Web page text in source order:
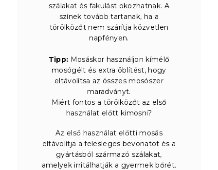
szálakat és fakulást okozhatnak. A
színek tovább tartanak, ha a
törölközőt nem szárítja közvetlen
napfényen.
Tipp: Mosáskor használjon kímélő
mosógélt és extra öblítést, hogy
eltávolítsa az összes mosószer
maradványt.
Miért fontos a törölközőt az első
használat előtt kimosni?
Az első használat előtti mosás
eltávolítja a felesleges bevonatot és a
gyártásból származó szálakat,
amelyek irritálhatják a gyermek bőrét.